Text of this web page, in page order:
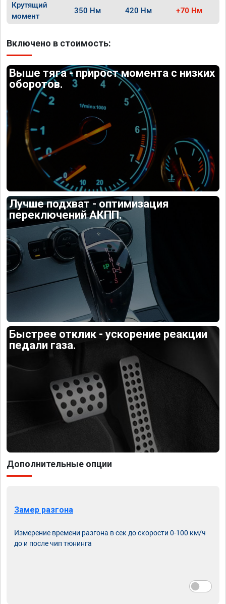
Крутящий
момент
350 Нм 420 Нм +70 Нм
Включено в стоимость:
Выше тяга - прирост момента с низких
оборотов.
Лучше подхват - оптимизация
переключений АКПП.
Быстрее отклик - ускорение реакции
педали газа.
Дополнительные опции
Замер разгона
Измерение времени разгона в сек до скорости 0-100 км/ч
до и после чип тюнинга